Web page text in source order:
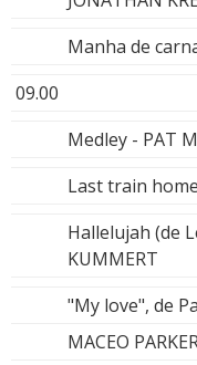
Manha de
09.00
Medley - PAT
Last train
Hallelujah (de
KUMMERT
"My love", de
MACEO